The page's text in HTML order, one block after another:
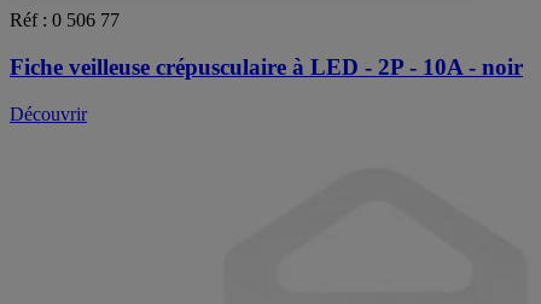
Réf : 0 506 77
Fiche veilleuse crépusculaire à LED - 2P - 10A - noir
Découvrir